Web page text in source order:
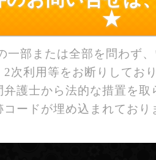
★
部または全部を問わず
2次利用等をお断りしてお
弁護士から法的な措置を
ードが埋め込まれており